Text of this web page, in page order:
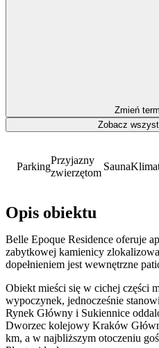
Parking
Przyjazny
zwierzętom
Sauna
Opis obiektu
Belle Epoque Residence oferuje
zabytkowej kamienicy
dopełnieniem jest wewnętrzne
Obiekt mieści się w cichej części
wypoczynek, jednocześnie
Rynek Główny i Sukiennice
Dworzec kolejowy Kraków
km, a w najbliższym otoczeniu
Zmień
Zobacz